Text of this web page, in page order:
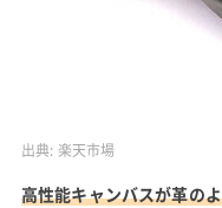
出典: 楽天市場
高性能キャンバスが革の